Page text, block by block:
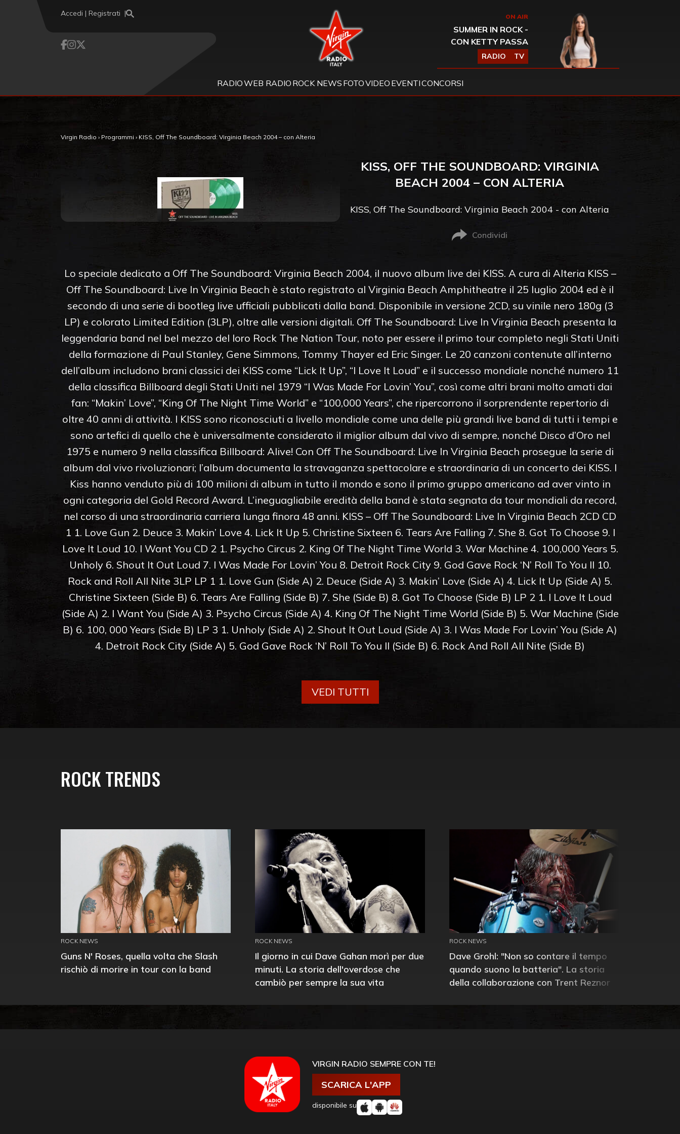
Accedi | Registrati Virgin Radio ON AIR
SUMMER IN ROCK -
CON KETTY PASSA
RADIO TV
RADIOWEB RADIO ROCK NEWS FOTOVIDEO EVENTICONCORSI
Virgin Radio › Programmi › KISS, Off The Soundboard: Virginia Beach 2004 – con Alteria
KISS, OFF THE SOUNDBOARD: VIRGINIA
BEACH 2004 – CON ALTERIA
KISS, Off The Soundboard: Virginia Beach 2004 - con Alteria
Condividi
Lo speciale dedicato a Off The Soundboard: Virginia Beach 2004, il nuovo album live dei KISS. A cura di Alteria KISS –
Off The Soundboard: Live In Virginia Beach è stato registrato al Virginia Beach Amphitheatre il 25 luglio 2004 ed è il
secondo di una serie di bootleg live ufficiali pubblicati dalla band. Disponibile in versione 2CD, su vinile nero 180g (3
LP) e colorato Limited Edition (3LP), oltre alle versioni digitali. Off The Soundboard: Live In Virginia Beach presenta la
leggendaria band nel bel mezzo del loro Rock The Nation Tour, noto per essere il primo tour completo negli Stati Uniti
della formazione di Paul Stanley, Gene Simmons, Tommy Thayer ed Eric Singer. Le 20 canzoni contenute all’interno
dell’album includono brani classici dei KISS come “Lick It Up”, “I Love It Loud” e il successo mondiale nonché numero 11
della classifica Billboard degli Stati Uniti nel 1979 “I Was Made For Lovin’ You”, così come altri brani molto amati dai
fan: “Makin’ Love”, “King Of The Night Time World” e “100,000 Years”, che ripercorrono il sorprendente repertorio di
oltre 40 anni di attività. I KISS sono riconosciuti a livello mondiale come una delle più grandi live band di tutti i tempi e
sono artefici di quello che è universalmente considerato il miglior album dal vivo di sempre, nonché Disco d’Oro nel
1975 e numero 9 nella classifica Billboard: Alive! Con Off The Soundboard: Live In Virginia Beach prosegue la serie di
album dal vivo rivoluzionari; l’album documenta la stravaganza spettacolare e straordinaria di un concerto dei KISS. I
Kiss hanno venduto più di 100 milioni di album in tutto il mondo e sono il primo gruppo americano ad aver vinto in
ogni categoria del Gold Record Award. L’ineguagliabile eredità della band è stata segnata da tour mondiali da record,
nel corso di una straordinaria carriera lunga finora 48 anni. KISS – Off The Soundboard: Live In Virginia Beach 2CD CD
1 1. Love Gun 2. Deuce 3. Makin’ Love 4. Lick It Up 5. Christine Sixteen 6. Tears Are Falling 7. She 8. Got To Choose 9. I
Love It Loud 10. I Want You CD 2 1. Psycho Circus 2. King Of The Night Time World 3. War Machine 4. 100,000 Years 5.
Unholy 6. Shout It Out Loud 7. I Was Made For Lovin’ You 8. Detroit Rock City 9. God Gave Rock ‘N’ Roll To You II 10.
Rock and Roll All Nite 3LP LP 1 1. Love Gun (Side A) 2. Deuce (Side A) 3. Makin’ Love (Side A) 4. Lick It Up (Side A) 5.
Christine Sixteen (Side B) 6. Tears Are Falling (Side B) 7. She (Side B) 8. Got To Choose (Side B) LP 2 1. I Love It Loud
(Side A) 2. I Want You (Side A) 3. Psycho Circus (Side A) 4. King Of The Night Time World (Side B) 5. War Machine (Side
B) 6. 100, 000 Years (Side B) LP 3 1. Unholy (Side A) 2. Shout It Out Loud (Side A) 3. I Was Made For Lovin’ You (Side A)
4. Detroit Rock City (Side A) 5. God Gave Rock ‘N’ Roll To You II (Side B) 6. Rock And Roll All Nite (Side B)
VEDI TUTTI
ROCK TRENDS
ROCK NEWS
Guns N' Roses, quella volta che Slash
rischiò di morire in tour con la band
ROCK NEWS
Il giorno in cui Dave Gahan morì per due
minuti. La storia dell'overdose che
cambiò per sempre la sua vita
ROCK NEWS
Dave Grohl: "Non so contare il tempo
quando suono la batteria". La storia
della collaborazione con Trent Reznor
VIRGIN RADIO SEMPRE CON TE!
SCARICA L'APP
disponibile su